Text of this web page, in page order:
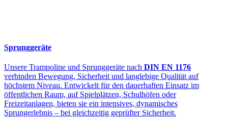
Sprunggeräte
Unsere Trampoline und Sprunggeräte nach DIN EN 1176
verbinden Bewegung, Sicherheit und langlebige Qualität auf
höchstem Niveau. Entwickelt für den dauerhaften Einsatz im
öffentlichen Raum, auf Spielplätzen, Schulhöfen oder
Freizeitanlagen, bieten sie ein intensives, dynamisches
Sprungerlebnis – bei gleichzeitig geprüfter Sicherheit.